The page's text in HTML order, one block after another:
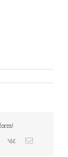
Pinterest
Vk Email